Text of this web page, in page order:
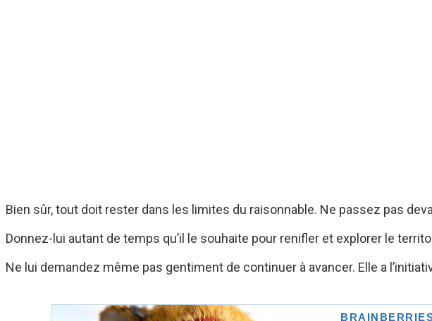
Bien sûr, tout doit rester dans les limites du raisonnable. Ne passez pas
Donnez-lui autant de temps qu’il le souhaite pour renifler et explorer le
Ne lui demandez même pas gentiment de continuer à avancer. Elle a